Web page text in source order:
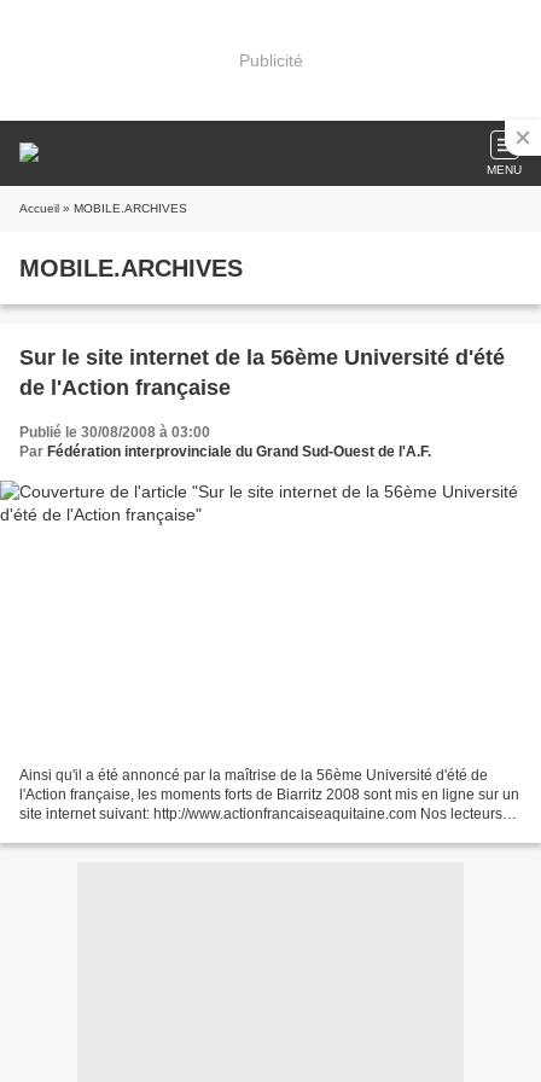
Publicité
MENU
Accueil » MOBILE.ARCHIVES
MOBILE.ARCHIVES
Sur le site internet de la 56ème Université d'été
de l'Action française
Publié le 30/08/2008 à 03:00
Par Fédération interprovinciale du Grand Sud-Ouest de l'A.F.
Ainsi qu'il a été annoncé par la maîtrise de la 56ème Université d'été de
l'Action française, les moments forts de Biarritz 2008 sont mis en ligne sur un
site internet suivant: http://www.actionfrancaiseaquitaine.com Nos lecteurs